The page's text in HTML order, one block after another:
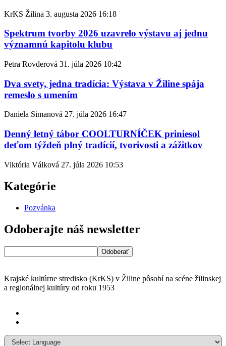
KrKS Žilina 3. augusta 2026 16:18
Spektrum tvorby 2026 uzavrelo výstavu aj jednu
významnú kapitolu klubu
Petra Rovderová 31. júla 2026 10:42
Dva svety, jedna tradícia: Výstava v Žiline spája
remeslo s umením
Daniela Simanová 27. júla 2026 16:47
Denný letný tábor COOLTURNÍČEK priniesol
deťom týždeň plný tradícií, tvorivosti a zážitkov
Viktória Válková 27. júla 2026 10:53
Kategórie
Pozvánka
Odoberajte náš newsletter
Krajské kultúrne stredisko (KrKS) v Žiline pôsobí na scéne žilinskej
a regionálnej kultúry od roku 1953